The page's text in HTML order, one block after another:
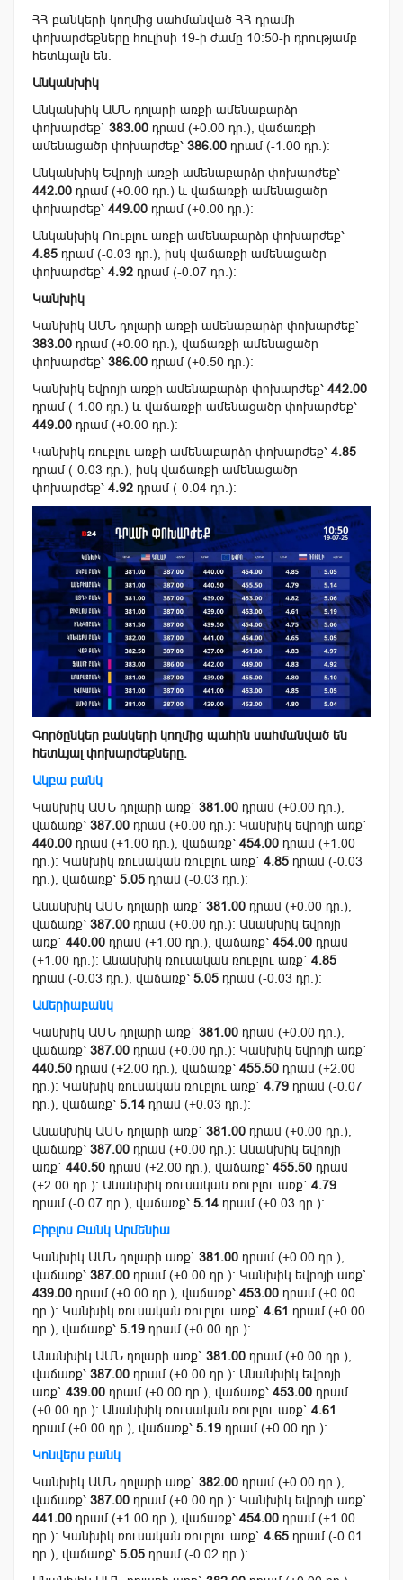
ՀՀ բանկերի կողմից սահմանված ՀՀ դրամի
փոխարժեքները հուլիսի 19-ի ժամը 10:50-ի դրությամբ
հետևյալն են.
Անկանխիկ
Անկանխիկ ԱՄՆ դոլարի առքի ամենաբարձր
փոխարժեք` 383.00 դրամ (+0.00 դր.), վաճառքի
ամենացածր փոխարժեք՝ 386.00 դրամ (-1.00 դր.):
Անկանխիկ Եվրոյի առքի ամենաբարձր փոխարժեք՝
442.00 դրամ (+0.00 դր.) և վաճառքի ամենացածր
փոխարժեք՝ 449.00 դրամ (+0.00 դր.):
Անկանխիկ Ռուբլու առքի ամենաբարձր փոխարժեք՝
4.85 դրամ (-0.03 դր.), իսկ վաճառքի ամենացածր
փոխարժեք՝ 4.92 դրամ (-0.07 դր.):
Կանխիկ
Կանխիկ ԱՄՆ դոլարի առքի ամենաբարձր փոխարժեք`
383.00 դրամ (+0.00 դր.), վաճառքի ամենացածր
փոխարժեք՝ 386.00 դրամ (+0.50 դր.):
Կանխիկ եվրոյի առքի ամենաբարձր փոխարժեք՝ 442.00
դրամ (-1.00 դր.) և վաճառքի ամենացածր փոխարժեք՝
449.00 դրամ (+0.00 դր.):
Կանխիկ ռուբլու առքի ամենաբարձր փոխարժեք՝ 4.85
դրամ (-0.03 դր.), իսկ վաճառքի ամենացածր
փոխարժեք՝ 4.92 դրամ (-0.04 դր.):
Գործընկեր բանկերի կողմից պահին սահմանված են
հետևյալ փոխարժեքները.
Ակբա բանկ
Կանխիկ ԱՄՆ դոլարի առք` 381.00 դրամ (+0.00 դր.),
վաճառք՝ 387.00 դրամ (+0.00 դր.): Կանխիկ եվրոյի առք`
440.00 դրամ (+1.00 դր.), վաճառք՝ 454.00 դրամ (+1.00
դր.): Կանխիկ ռուսական ռուբլու առք` 4.85 դրամ (-0.03
դր.), վաճառք՝ 5.05 դրամ (-0.03 դր.):
Անանխիկ ԱՄՆ դոլարի առք` 381.00 դրամ (+0.00 դր.),
վաճառք՝ 387.00 դրամ (+0.00 դր.): Անանխիկ եվրոյի
առք` 440.00 դրամ (+1.00 դր.), վաճառք՝ 454.00 դրամ
(+1.00 դր.): Անանխիկ ռուսական ռուբլու առք` 4.85
դրամ (-0.03 դր.), վաճառք՝ 5.05 դրամ (-0.03 դր.):
Ամերիաբանկ
Կանխիկ ԱՄՆ դոլարի առք` 381.00 դրամ (+0.00 դր.),
վաճառք՝ 387.00 դրամ (+0.00 դր.): Կանխիկ եվրոյի առք`
440.50 դրամ (+2.00 դր.), վաճառք՝ 455.50 դրամ (+2.00
դր.): Կանխիկ ռուսական ռուբլու առք` 4.79 դրամ (-0.07
դր.), վաճառք՝ 5.14 դրամ (+0.03 դր.):
Անանխիկ ԱՄՆ դոլարի առք` 381.00 դրամ (+0.00 դր.),
վաճառք՝ 387.00 դրամ (+0.00 դր.): Անանխիկ եվրոյի
առք` 440.50 դրամ (+2.00 դր.), վաճառք՝ 455.50 դրամ
(+2.00 դր.): Անանխիկ ռուսական ռուբլու առք` 4.79
դրամ (-0.07 դր.), վաճառք՝ 5.14 դրամ (+0.03 դր.):
Բիբլոս Բանկ Արմենիա
Կանխիկ ԱՄՆ դոլարի առք` 381.00 դրամ (+0.00 դր.),
վաճառք՝ 387.00 դրամ (+0.00 դր.): Կանխիկ եվրոյի առք`
439.00 դրամ (+0.00 դր.), վաճառք՝ 453.00 դրամ (+0.00
դր.): Կանխիկ ռուսական ռուբլու առք` 4.61 դրամ (+0.00
դր.), վաճառք՝ 5.19 դրամ (+0.00 դր.):
Անանխիկ ԱՄՆ դոլարի առք` 381.00 դրամ (+0.00 դր.),
վաճառք՝ 387.00 դրամ (+0.00 դր.): Անանխիկ եվրոյի
առք` 439.00 դրամ (+0.00 դր.), վաճառք՝ 453.00 դրամ
(+0.00 դր.): Անանխիկ ռուսական ռուբլու առք` 4.61
դրամ (+0.00 դր.), վաճառք՝ 5.19 դրամ (+0.00 դր.):
Կոնվերս բանկ
Կանխիկ ԱՄՆ դոլարի առք` 382.00 դրամ (+0.00 դր.),
վաճառք՝ 387.00 դրամ (+0.00 դր.): Կանխիկ եվրոյի առք`
441.00 դրամ (+1.00 դր.), վաճառք՝ 454.00 դրամ (+1.00
դր.): Կանխիկ ռուսական ռուբլու առք` 4.65 դրամ (-0.01
դր.), վաճառք՝ 5.05 դրամ (-0.02 դր.):